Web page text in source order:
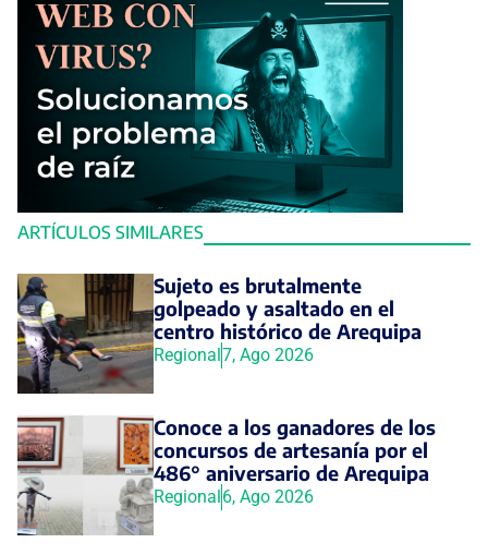
ARTÍCULOS SIMILARES
Sujeto es brutalmente
golpeado y asaltado en el
centro histórico de Arequipa
Regional7, Ago 2026
Conoce a los ganadores de los
concursos de artesanía por el
486° aniversario de Arequipa
Regional6, Ago 2026